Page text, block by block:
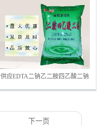
供应EDTA二钠乙二胺四乙酸二钠
食品级 蔬菜罐头用抗氧化剂
下一页